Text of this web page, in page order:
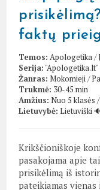
faktų
Temos: Apologetika/
Serija: "Apologetika.lt"
Žanras: Mokomieji/
Trukmė: 30-45 min
Amžius: Nuo 5 klasės
Lietuvybė: Lietuviški
Krikščioniškoje
pasakojama apie
prisikėlimą iš
pateikiamas